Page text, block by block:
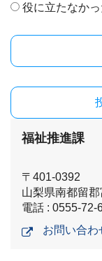
役に立たなかっ
福祉推進課
〒401-0392
山梨県南都留
電話 : 0555-72-
お問い合わ